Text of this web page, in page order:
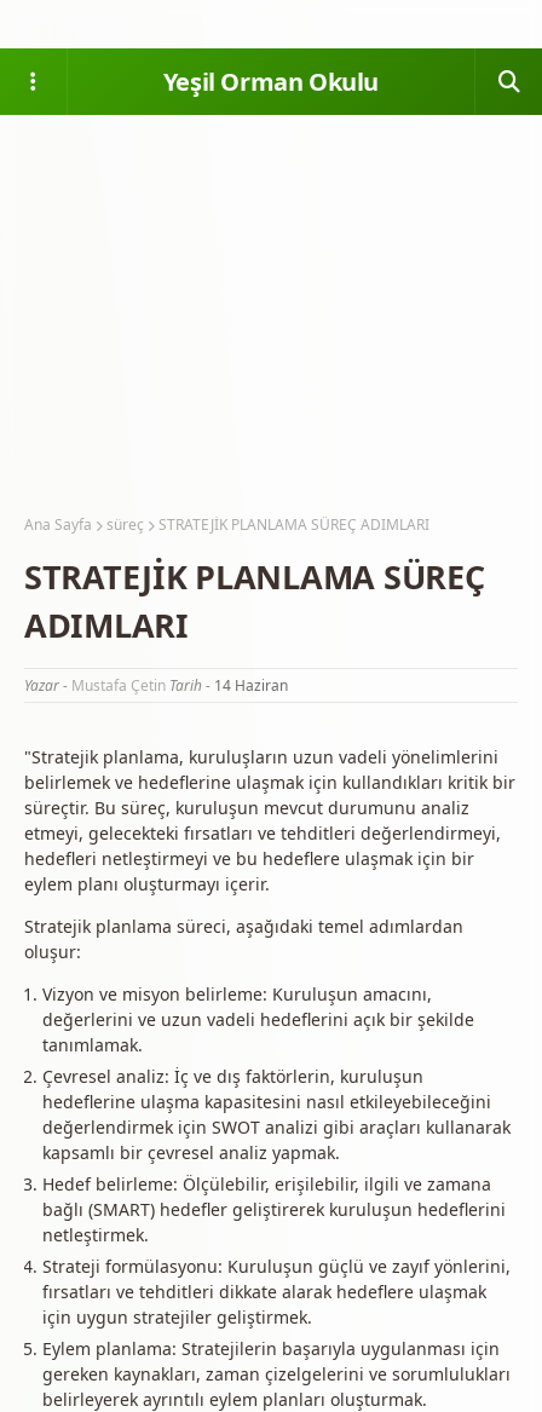
Yeşil Orman Okulu
Ana Sayfa süreç STRATEJİK PLANLAMA SÜREÇ ADIMLARI
STRATEJİK PLANLAMA SÜREÇ
ADIMLARI
Yazar - Mustafa Çetin Tarih - 14 Haziran
"Stratejik planlama, kuruluşların uzun vadeli yönelimlerini
belirlemek ve hedeflerine ulaşmak için kullandıkları kritik bir
süreçtir. Bu süreç, kuruluşun mevcut durumunu analiz
etmeyi, gelecekteki fırsatları ve tehditleri değerlendirmeyi,
hedefleri netleştirmeyi ve bu hedeflere ulaşmak için bir
eylem planı oluşturmayı içerir.
Stratejik planlama süreci, aşağıdaki temel adımlardan
oluşur:
Vizyon ve misyon belirleme: Kuruluşun amacını,
değerlerini ve uzun vadeli hedeflerini açık bir şekilde
tanımlamak.
Çevresel analiz: İç ve dış faktörlerin, kuruluşun
hedeflerine ulaşma kapasitesini nasıl etkileyebileceğini
değerlendirmek için SWOT analizi gibi araçları kullanarak
kapsamlı bir çevresel analiz yapmak.
Hedef belirleme: Ölçülebilir, erişilebilir, ilgili ve zamana
bağlı (SMART) hedefler geliştirerek kuruluşun hedeflerini
netleştirmek.
Strateji formülasyonu: Kuruluşun güçlü ve zayıf yönlerini,
fırsatları ve tehditleri dikkate alarak hedeflere ulaşmak
için uygun stratejiler geliştirmek.
Eylem planlama: Stratejilerin başarıyla uygulanması için
gereken kaynakları, zaman çizelgelerini ve sorumlulukları
belirleyerek ayrıntılı eylem planları oluşturmak.